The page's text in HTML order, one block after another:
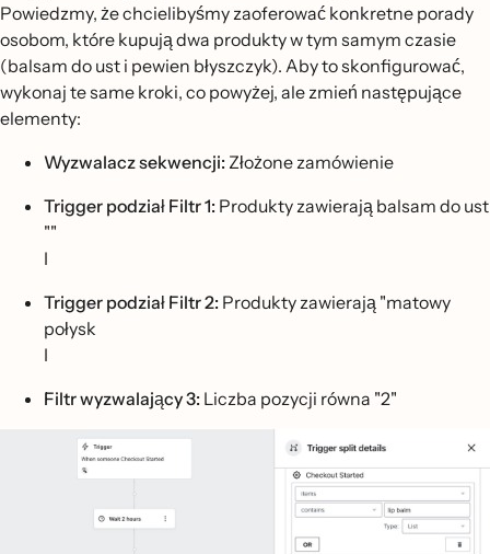
Powiedzmy, że chcielibyśmy zaoferować konkretne porady
osobom, które kupują dwa produkty w tym samym czasie
(balsam do ust i pewien błyszczyk). Aby to skonfigurować,
wykonaj te same kroki, co powyżej, ale zmień następujące
elementy:
Wyzwalacz sekwencji: Złożone zamówienie
Trigger podział Filtr 1: Produkty zawierają balsam do ust
""
I
Trigger podział Filtr 2: Produkty zawierają "matowy
połysk
I
Filtr wyzwalający 3: Liczba pozycji równa "2"